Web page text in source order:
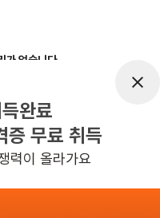
가 없습니다
리 확인하기
완료
증 무료 취득
력이 올라가요